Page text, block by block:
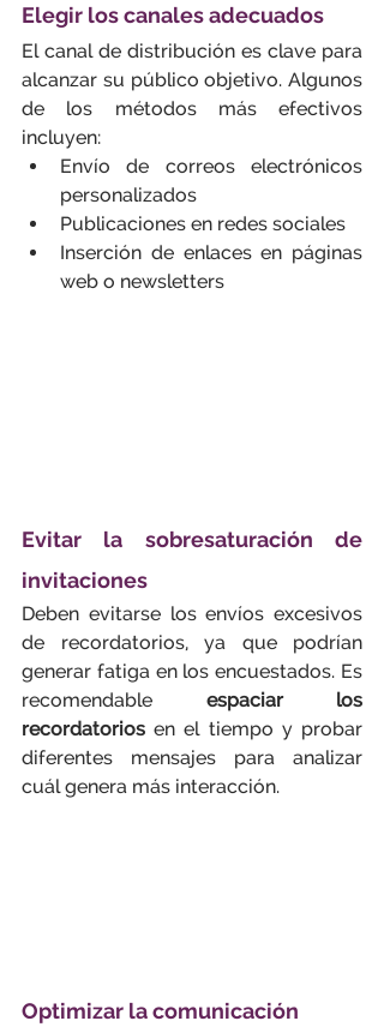
Elegir los canales adecuados
El canal de distribución es clave para
alcanzar su público objetivo. Algunos
de los métodos más efectivos
incluyen:
Envío de correos electrónicos
personalizados
Publicaciones en redes sociales
Inserción de enlaces en páginas
web o newsletters
Evitar la sobresaturación de
invitaciones
Deben evitarse los envíos excesivos
de recordatorios, ya que podrían
generar fatiga en los encuestados. Es
recomendable espaciar los
recordatorios en el tiempo y probar
diferentes mensajes para analizar
cuál genera más interacción.
Optimizar la comunicación